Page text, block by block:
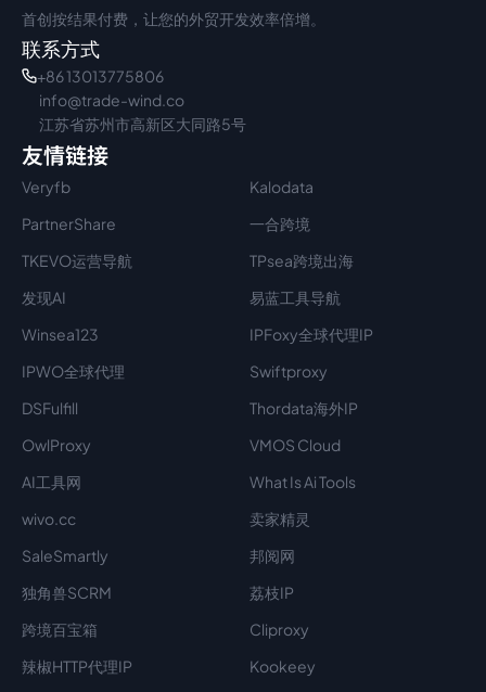
首创按结果付费，让您的外贸开发效率倍增。
联系方式
+86 13013775806
info@trade-wind.co
江苏省苏州市高新区大同路5号
友情链接
Veryfb
Kalodata
PartnerShare
一合跨境
TKEVO运营导航
TPsea跨境出海
发现AI
易蓝工具导航
Winsea123
IPFoxy全球代理IP
IPWO全球代理
Swiftproxy
DSFulfill
Thordata海外IP
OwlProxy
VMOS Cloud
AI工具网
What Is Ai Tools
wivo.cc
卖家精灵
SaleSmartly
邦阅网
独角兽SCRM
荔枝IP
跨境百宝箱
Cliproxy
辣椒HTTP代理IP
Kookeey